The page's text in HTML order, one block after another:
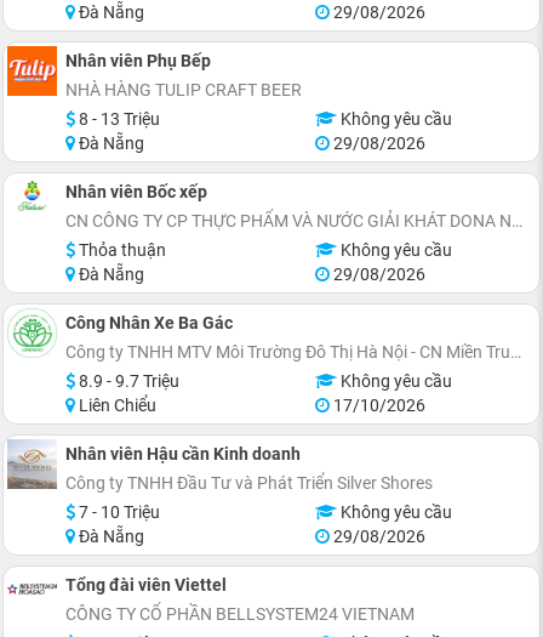
Đà Nẵng
29/08/2026
Nhân viên Phụ Bếp
NHÀ HÀNG TULIP CRAFT BEER
8 - 13 Triệu
Không yêu cầu
Đà Nẵng
29/08/2026
Nhân viên Bốc xếp
CN CÔNG TY CP THỰC PHẨM VÀ NƯỚC GIẢI KHÁT DONA NEWTOWER
Thỏa thuận
Không yêu cầu
Đà Nẵng
29/08/2026
Công Nhân Xe Ba Gác
Công ty TNHH MTV Môi Trường Đô Thị Hà Nội - CN Miền Trung
8.9 - 9.7 Triệu
Không yêu cầu
Liên Chiểu
17/10/2026
Nhân viên Hậu cần Kinh doanh
Công ty TNHH Đầu Tư và Phát Triển Silver Shores
7 - 10 Triệu
Không yêu cầu
Đà Nẵng
29/08/2026
Tổng đài viên Viettel
CÔNG TY CỔ PHẦN BELLSYSTEM24 VIETNAM